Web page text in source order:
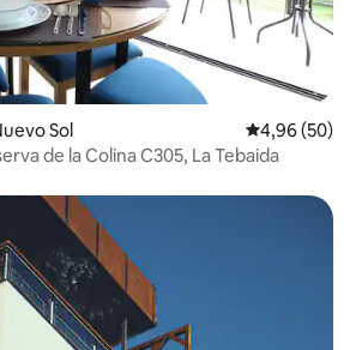
Sol Gemiddelde
4,96 (50)
de la Colina C305, La Tebaida